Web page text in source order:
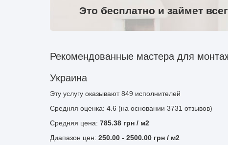
Это бесплатно и займет
Рекомендованные мастера для
Украина
Эту услугу оказывают849 исполнителей
Средняя оценка: 4.6 (на основании 3731 отзывов)
Средняя цена: 785.38 грн / м2
Диапазон цен: 250.00 - 2500.00 грн / м2